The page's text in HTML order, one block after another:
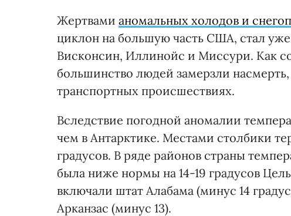
Жертвами аномальных холодов и
циклон на большую часть США, стал
Висконсин, Иллинойс и Миссури. Как
большинство людей замерзли
транспортных происшествиях.
Вследствие погодной аномалии
чем в Антарктике. Местами столбики
градусов. В ряде районов страны
была ниже нормы на 14-19 градусов
включали штат Алабама (минус 14
Арканзас (минус 13).